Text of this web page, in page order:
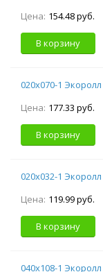
Цена: 154.48 руб.
В корзину
020х070-1
Цена: 177.33 руб.
В корзину
020х032-1
Цена: 119.99 руб.
В корзину
040х108-1